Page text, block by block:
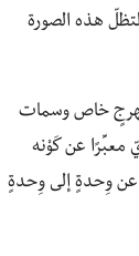
هذه الصورة
ببهرجٍ خاص وسمات
معبِّرًا عن كَوْنه
عن وِحدةٍ إلى وِحدةٍ